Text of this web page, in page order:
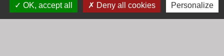
438 Rue Mont Saint Guibert
69640 Cogny - FRANCE
OK, accept all
Deny all cookies Personalize